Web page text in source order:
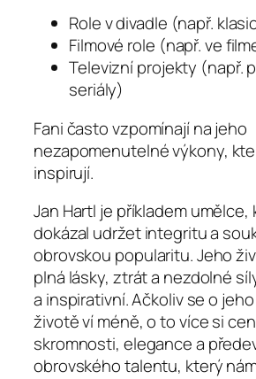
Role v divadle (např.
Filmové role (např. ve
Televizní projekty (např.
seriály)
Fani často vzpomínají na jeho
nezapomenutelné výkony,
inspirují.
Jan Hartl je příkladem umělce,
dokázal udržet integritu a
obrovskou popularitu. Jeho
plná lásky, ztrát a nezdolné
a inspirativní. Ačkoliv se o
životě ví méně, o to více si
skromnosti, elegance a
obrovského talentu, který